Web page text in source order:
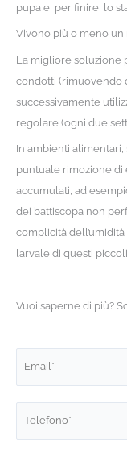
pupa e, per finire, lo
Vivono più o meno un
La migliore soluzione
condotti (rimuovendo
successivamente
regolare (ogni due
In ambienti
puntuale rimozione di
accumulati, ad
dei battiscopa non
complicità
larvale di questi
Vuoi saperne di più?